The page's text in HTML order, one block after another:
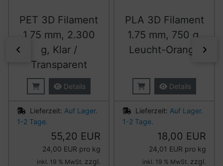
zurück
PET 3D Filament
1,75 mm, 2.300
g, Klar /
Transparent
Details
Lieferzeit: Auf Lager.
1-2 Tage.
55,20 EUR
24,00 EUR pro kg
inkl. 19 % MwSt. zzgl.
PLA 3D Filament
1.75 mm, 750 g,
Leucht-Orange
Details
Lieferzeit: Auf Lager.
1-2 Tage.
18,00 EUR
24,01 EUR pro kg
inkl. 19 % MwSt. zzgl.